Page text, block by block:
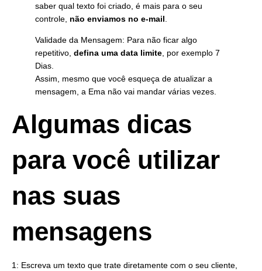
saber qual texto foi criado, é mais para o seu
controle, não enviamos no e-mail
Validade da Mensagem: Para não ficar algo
repetitivo, defina uma data limite , por exemplo 7
Dias.
Assim, mesmo que você esqueça de atualizar a
mensagem, a Ema não vai mandar várias vezes.
Algumas dicas
para você utilizar
nas suas
mensagens
1: Escreva um texto que trate diretamente com o seu cliente,